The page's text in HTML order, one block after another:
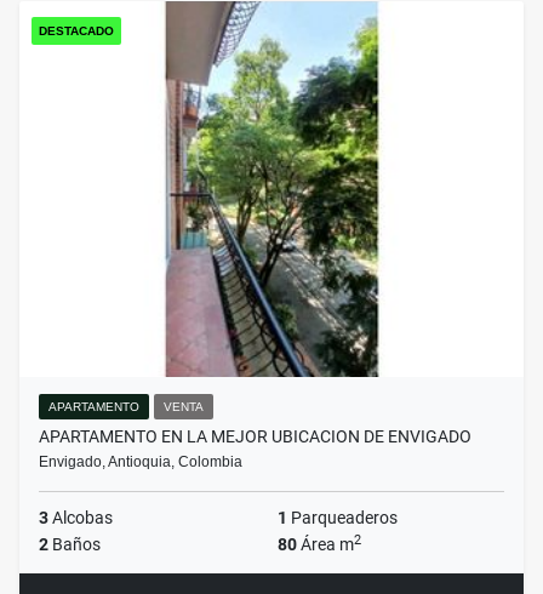
DESTACADO
APARTAMENTO VENTA
APARTAMENTO EN LA MEJOR UBICACION DE ENVIGADO
Envigado, Antioquia, Colombia
3Alcobas 1 Parqueaderos
2 Baños 80Área m2